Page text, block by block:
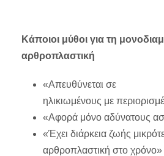
Κάποιοι μύθοι για τη
αρθροπλαστική
«Απευθύνεται σε
ηλικιωμένους με
«Αφορά μόνο αδύνατους
«Έχει διάρκεια ζωής
αρθροπλαστική στο χρόνο»